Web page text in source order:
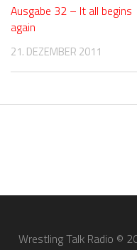
Ausgabe 32 – It all begins
again
21. DEZEMBER 2011
Wrestling Talk Radio ©